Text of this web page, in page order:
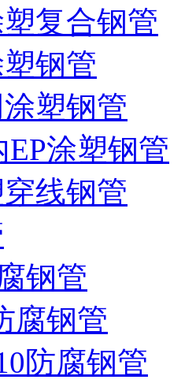
复合钢管
钢管
塑钢管
EP涂塑钢管
线钢管
钢管
腐钢管
防腐钢管